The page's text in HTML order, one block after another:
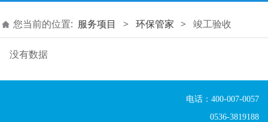
您当前的位置: 服务项目 > 环保管家 > 竣工验收
没有数据
电话：400-007-0057
0536-3819188